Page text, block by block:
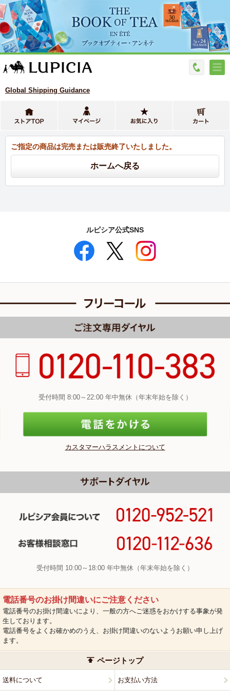
Global Shipping Guidance
ご指定の商品は完売または販売終了いたしました。
ルピシア公式SNS
受付時間 8:00～22:00 年中無休（年末年始を除く）
カスタマーハラスメントについて
受付時間 10:00～18:00 年中無休（年末年始を除く）
電話番号のお掛け間違いにご注意ください
電話番号のお掛け間違いにより、一般の方へご迷惑をおかけする事象が発
生しております。
電話番号をよくお確かめのうえ、お掛け間違いのないようお願い申し上げ
ます。
ページトップ
送料について お支払い方法